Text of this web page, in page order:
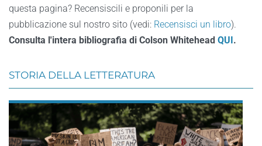
questa pagina? Recensiscili e proponili per la
pubblicazione sul nostro sito (vedi: Recensisci un libro).
Consulta l'intera bibliografia di Colson Whitehead QUI.
STORIA DELLA LETTERATURA